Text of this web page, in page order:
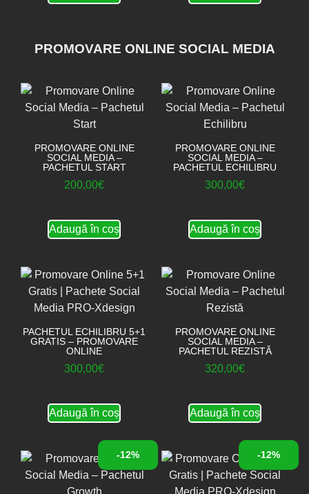
PROMOVARE ONLINE SOCIAL MEDIA
PROMOVARE ONLINE
SOCIAL MEDIA –
PACHETUL START
200,00€
Adaugă în coș
PROMOVARE ONLINE
SOCIAL MEDIA –
PACHETUL ECHILIBRU
300,00€
Adaugă în coș
PACHETUL ECHILIBRU 5+1
GRATIS – PROMOVARE
ONLINE
300,00€
Adaugă în coș
PROMOVARE ONLINE
SOCIAL MEDIA –
PACHETUL REZISTĂ
320,00€
Adaugă în coș
-12% -12%